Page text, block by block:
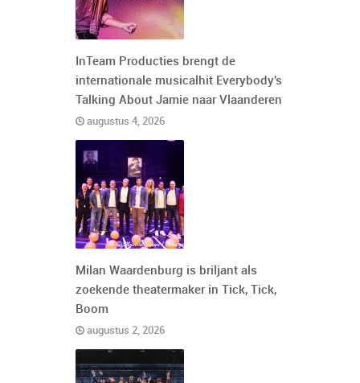
InTeam Producties brengt de
internationale musicalhit Everybody's
Talking About Jamie naar Vlaanderen
augustus 4, 2026
Milan Waardenburg is briljant als
zoekende theatermaker in Tick, Tick,
Boom
augustus 2, 2026